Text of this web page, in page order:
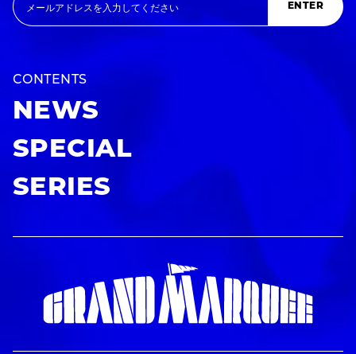
ENTER
CONTENTS
NEWS
SPECIAL
SERIES